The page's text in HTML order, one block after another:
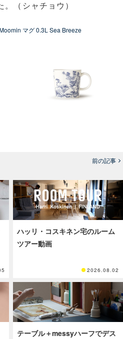
。（シャチョウ）
マグ 0.3L Sea Breeze
前の記事
ハッリ・コスキネン宅のルーム
ツアー動画
2026.08.02
テーブル＋messyハーフでデス